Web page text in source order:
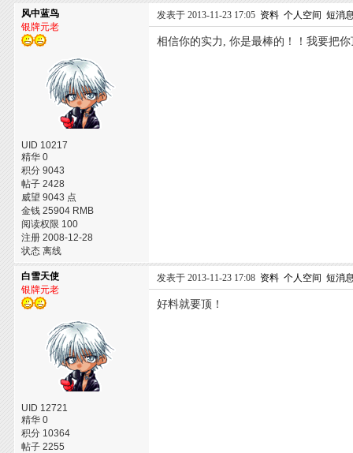
风中蓝鸟
银牌元老
UID 10217
精华 0
积分 9043
帖子 2428
威望 9043 点
金钱 25904 RMB
阅读权限 100
注册 2008-12-28
状态 离线
发表于 2013-11-23 17:05 资料 个人空间 短消
相信你的实力, 你是最棒的！！我要把
白雪天使
银牌元老
UID 12721
精华 0
积分 10364
帖子 2255
发表于 2013-11-23 17:08 资料 个人空间 短消
好料就要顶！